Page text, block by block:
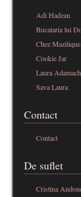
Adi Hadean
Bucataria lui
Chez Mazilique
Cookie Jar
Laura
Sava Laura
Contact
Contact
De suflet
Cristina